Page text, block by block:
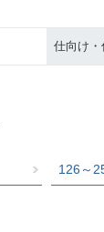
仕向け・
126～